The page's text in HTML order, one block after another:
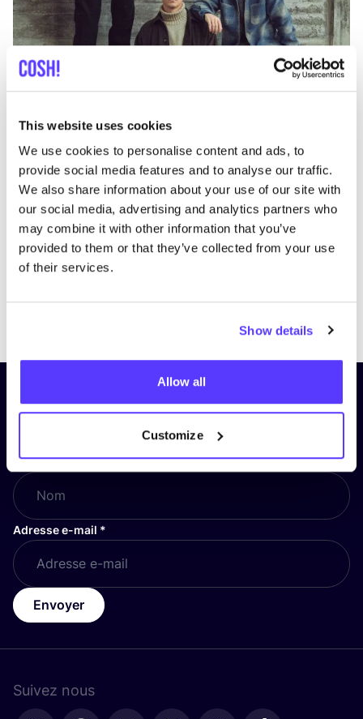
This website uses cookies
We use cookies to personalise content and ads, to
provide social media features and to analyse our traffic.
We also share information about your use of our site with
our social media, advertising and analytics partners who
may combine it with other information that you’ve
provided to them or that they’ve collected from your use
of their services.
Show details
Allow all
Customize
Inscrivez-vous à notre lettre
d’information et restez informé !
Nom*
Adresse e-mail *
Envoyer
Suivez nous